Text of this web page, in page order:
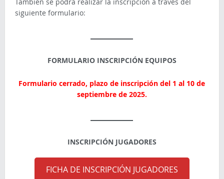
siguiente formulario:
FORMULARIO INSCRIPCIÓN EQUIPOS
Formulario cerrado, plazo de inscripcióndel 1 al 10 de
septiembre de 2025.
INSCRIPCIÓN JUGADORES
FICHA DE INSCRIPCIÓN JUGADORES